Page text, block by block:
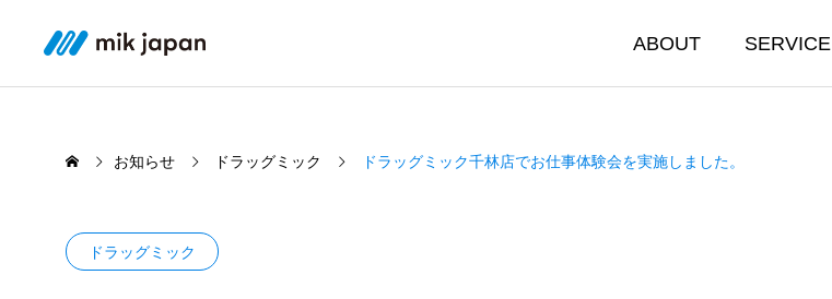
ABOUT SERVICE
お知らせ ドラッグミック ドラッグミック千林店でお仕事体験会を実施しました。
ドラッグミック